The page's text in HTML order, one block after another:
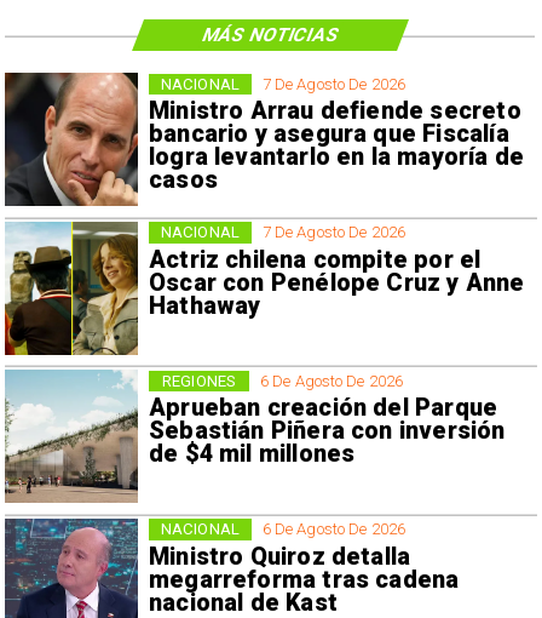
7 De Agosto De 2026
Ministro Arrau defiende secreto
bancario y asegura que Fiscalía
logra levantarlo en la mayoría de
casos
NACIONAL
7 De Agosto De 2026
Actriz chilena compite por el
Oscar con Penélope Cruz y Anne
Hathaway
NACIONAL
6 De Agosto De 2026
Aprueban creación del Parque
Sebastián Piñera con inversión
de $4 mil millones
REGIONES
6 De Agosto De 2026
Ministro Quiroz detalla
megarreforma tras cadena
nacional de Kast
NACIONAL
MÁS NOTICIAS